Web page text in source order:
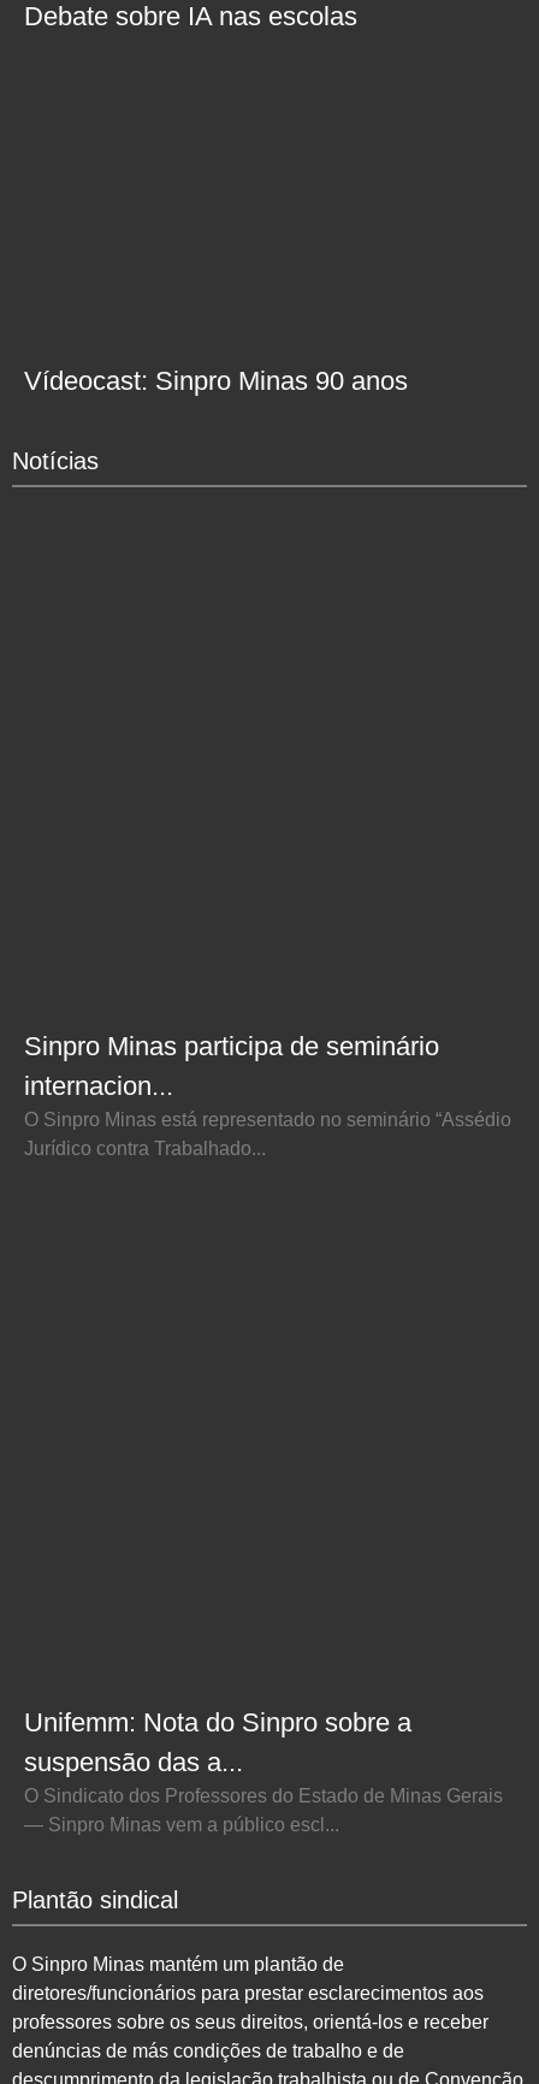
Debate sobre IA nas escolas
Vídeocast: Sinpro Minas 90 anos
Notícias
Sinpro Minas participa de seminário
internacion...
O Sinpro Minas está representado no seminário “Assédio
Jurídico contra Trabalhado...
Unifemm: Nota do Sinpro sobre a
suspensão das a...
O Sindicato dos Professores do Estado de Minas Gerais
— Sinpro Minas vem a público escl...
Plantão sindical
O Sinpro Minas mantém um plantão de
diretores/funcionários para prestar esclarecimentos aos
professores sobre os seus direitos, orientá-los e receber
denúncias de más condições de trabalho e de
descumprimento da legislação trabalhista ou de Convenção